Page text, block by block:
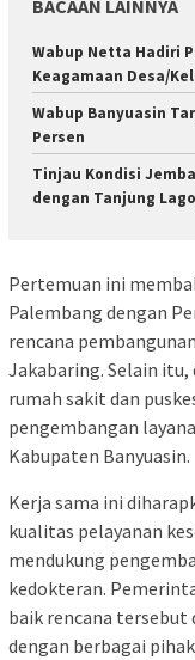
BACAAN LAINNYA
Wabup Netta Hadiri
Keagamaan Desa/
Wabup Banyuasin
Persen
Tinjau Kondisi
dengan Tanjung
Pertemuan ini
Palembang dengan
rencana
Jakabaring. Selain
rumah sakit dan
pengembangan
Kabupaten Banyuasin.
Kerja sama ini
kualitas pelayanan
mendukung
kedokteran.
baik rencana
dengan berbagai